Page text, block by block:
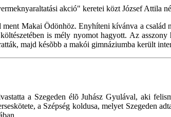
akció" keretei közt József Attila
ment Makai Ödönhöz. Enyhíteni kívánva a
is mély nyomot hagyott. Az
majd késõbb a makói gimnáziumba került
a Szegeden élõ Juhász Gyulával, aki
a Szépség koldusa, melyet Szegeden